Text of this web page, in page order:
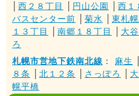
西２８丁目 円山公園 西１
バスセンター前
菊水 東札幌
１３丁目
南郷１８丁目 大
ろ
札幌市営地下鉄南北線 ： 麻生
８条
北１２条 さっぽろ
幌平橋